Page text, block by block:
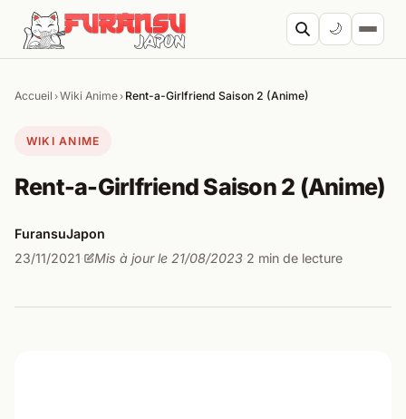
Aller au contenu
🌙
Accueil ›Wiki Anime› Rent-a-Girlfriend Saison 2 (Anime)
WIKI ANIME
Rent-a-Girlfriend Saison 2 (Anime)
FuransuJapon
23/11/2021· Mis à jour le 21/08/2023· 2 min de lecture